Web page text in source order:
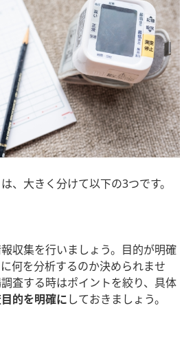
、大きく分けて以下の3つです。
収集を行いましょう。目的が明確
何を分析するのか決められませ
査する時はポイントを絞り、具体
的を明確にしておきましょう。